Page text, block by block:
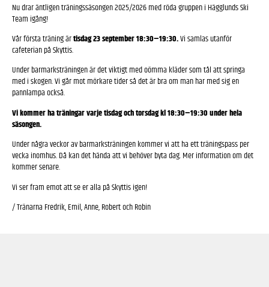
Nu drar äntligen träningssäsongen 2025/2026 med röda gruppen i Hägglunds Ski
Team igång!
Vår första träning ärtisdag 23 september 18:30–19:30.Vi samlas utanför
cafeterian på Skyttis.
Under barmarksträningen är det viktigt med oömma kläder som tål att springa
med i skogen. Vi går mot mörkare tider så det är bra om man har med sig en
pannlampa också.
Vi kommer ha träningar varje tisdag och torsdag kl 18:30–19:30 under hela
säsongen.
Under några veckor av barmarksträningen kommer vi att ha ett träningspass per
vecka inomhus. Då kan det hända att vi behöver byta dag. Mer information om det
kommer senare.
Vi ser fram emot att se er alla på Skyttis igen!
/ Tränarna Fredrik, Emil, Anne, Robert och Robin